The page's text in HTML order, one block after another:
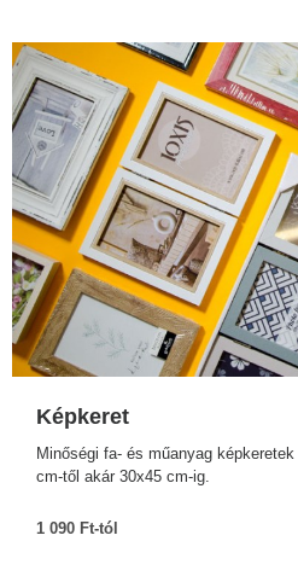
Képkeret
Minőségi fa- és műanyag
cm-től akár 30x45 cm-ig.
1 090 Ft-tól